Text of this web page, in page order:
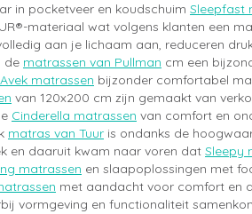
in pocketveer en koudschuim Sleepfast
materiaal wat volgens klanten een
aan je lichaam aan, reduceren
de matrassen van Pullman cm een
Avek matrassen bijzonder comfortabel
van 120x200 cm zijn gemaakt van
Cinderella matrassen van comfort en
matras van Tuur is ondanks de
en daaruit kwam naar voren dat Sleepy
matrassen en slaapoplossingen met
met aandacht voor comfort en
vormgeving en functionaliteit